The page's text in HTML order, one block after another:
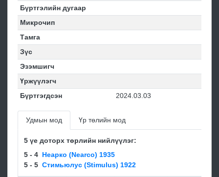
Бүртгэлийн дугаар
Микрочип
Тамга
Зүс
Эзэмшигч
Үржүүлэгч
Бүртгэгдсэн
2024.03.03
Удмын мод Үр төлийн мод
5 үе доторх төрлийн нийлүүлэг:
5 - 4 Неарко (Nearco) 1935
5 - 5 Стимьюлус (Stimulus) 1922